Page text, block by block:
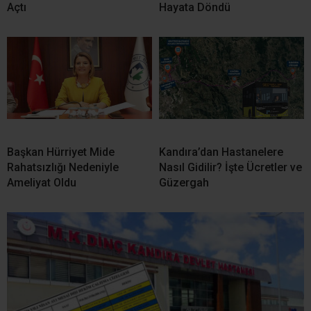
Açtı
Hayata Döndü
Başkan Hürriyet Mide
Rahatsızlığı Nedeniyle
Ameliyat Oldu
Kandıra’dan Hastanelere
Nasıl Gidilir? İşte Ücretler ve
Güzergah